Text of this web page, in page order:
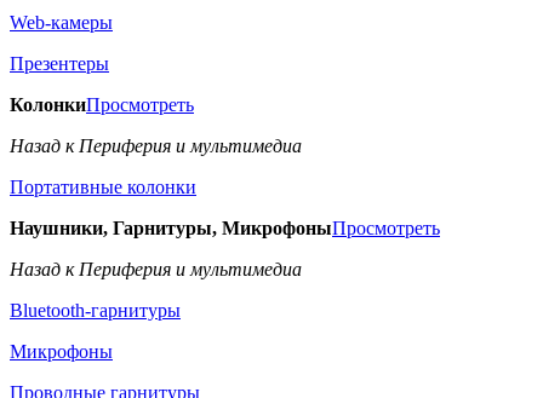
Web-камеры
Презентеры
КолонкиПросмотреть
Назад к Периферия и мультимедиа
Портативные колонки
Наушники, Гарнитуры, МикрофоныПросмотреть
Назад к Периферия и мультимедиа
Bluetooth-гарнитуры
Микрофоны
Проводные гарнитуры